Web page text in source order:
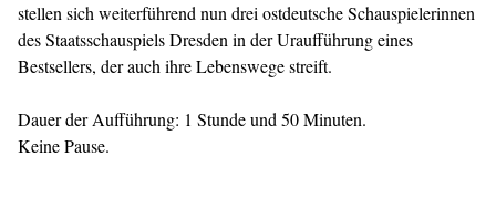
stellen sich weiterführend nun drei ostdeutsche Schauspielerinnen
des Staatsschauspiels Dresden in der Uraufführung eines
Bestsellers, der auch ihre Lebenswege streift.
Dauer der Aufführung: 1 Stunde und 50 Minuten.
Keine Pause.